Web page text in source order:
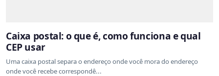
Caixa postal: o que é, como funciona e qual
CEP usar
Uma caixa postal separa o endereço onde você mora do endereço
onde você recebe correspondê...